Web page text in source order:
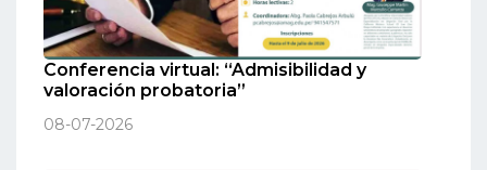
Conferencia virtual: “Admisibilidad y
valoración probatoria”
08-07-2026